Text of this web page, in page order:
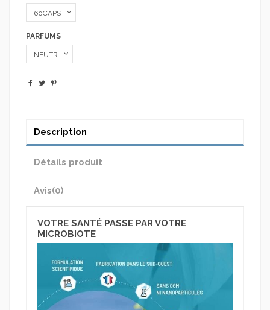
PARFUMS
Description
Détails produit
Avis(0)
VOTRE SANTÉ PASSE PAR VOTRE
MICROBIOTE